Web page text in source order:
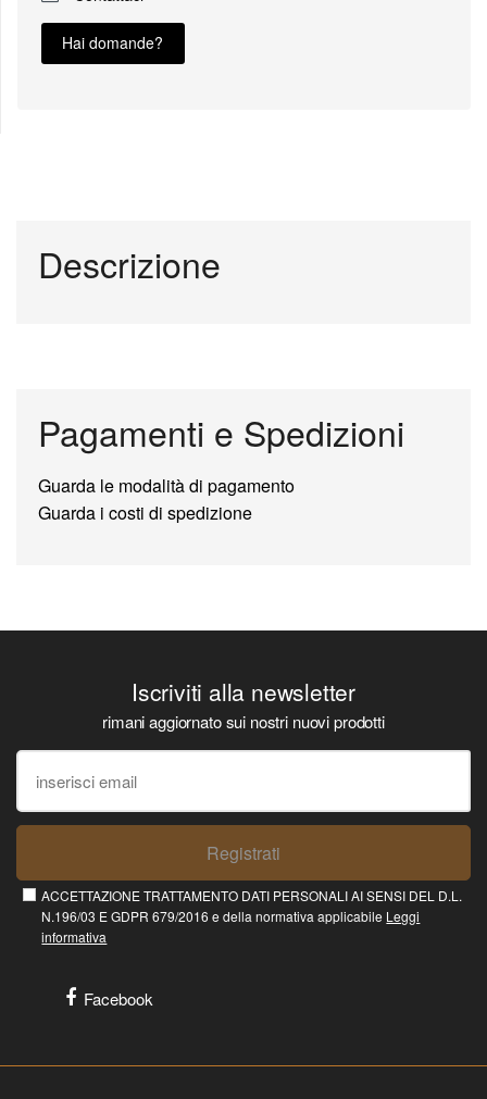
Hai domande?
Descrizione
Pagamenti e Spedizioni
Guarda le modalità di pagamento
Guarda i costi di spedizione
Iscriviti alla newsletter
rimani aggiornato sui nostri nuovi prodotti
Registrati
ACCETTAZIONE TRATTAMENTO DATI PERSONALI AI SENSI DEL D.L.
N.196/03 E GDPR 679/2016 e della normativa applicabile Leggi
informativa
Facebook